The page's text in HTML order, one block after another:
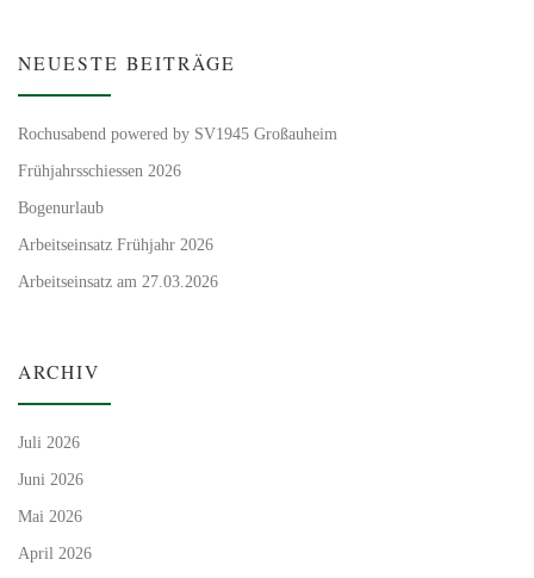
NEUESTE BEITRÄGE
Rochusabend powered by SV1945 Großauheim
Frühjahrsschiessen 2026
Bogenurlaub
Arbeitseinsatz Frühjahr 2026
Arbeitseinsatz am 27.03.2026
ARCHIV
Juli 2026
Juni 2026
Mai 2026
April 2026